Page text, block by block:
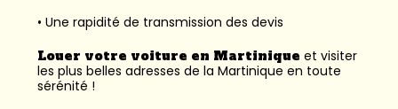
• Une rapidité de transmission des devis
Louer votre voiture en Martinique et visiter
les plus belles adresses de la Martinique en toute
sérénité !